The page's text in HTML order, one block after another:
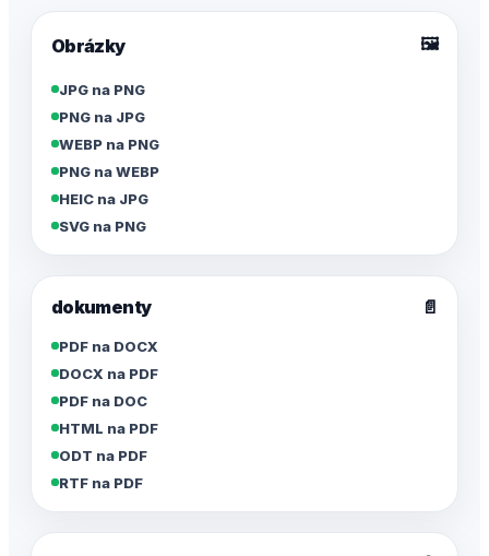
Obrázky 🖼️
JPG na PNG
PNG na JPG
WEBP na PNG
PNG na WEBP
HEIC na JPG
SVG na PNG
dokumenty 📄
PDF na DOCX
DOCX na PDF
PDF na DOC
HTML na PDF
ODT na PDF
RTF na PDF